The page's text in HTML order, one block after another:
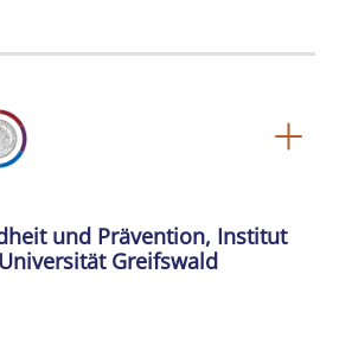
und Prävention, Institut
Greifswald